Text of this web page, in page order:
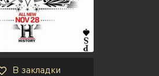
В закладки